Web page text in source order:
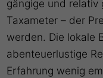
gängige und relativ
Taxameter – der
werden. Die lokale
abenteuerlustige
Erfahrung wenig